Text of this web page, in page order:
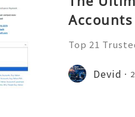
Accounts
Top 21
➤ Email:Devid